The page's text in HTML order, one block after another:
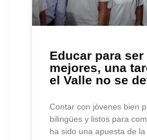
Educar para ser
mejores, una
el Valle no se
Contar con jóvenes bien
bilingües y listos para
ha sido una apuesta de